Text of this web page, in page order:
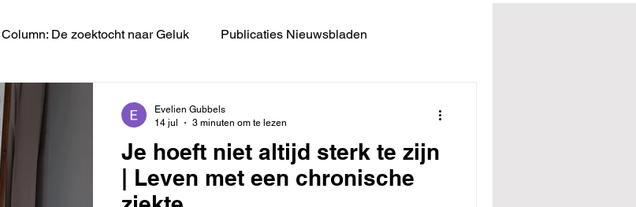
Column: De zoektocht naar Geluk Publicaties Nieuwsbladen
Je hoeft niet altijd sterk te zijn
| Leven met een chronische
Evelien Gubbels
14 jul
3 minuten om te lezen